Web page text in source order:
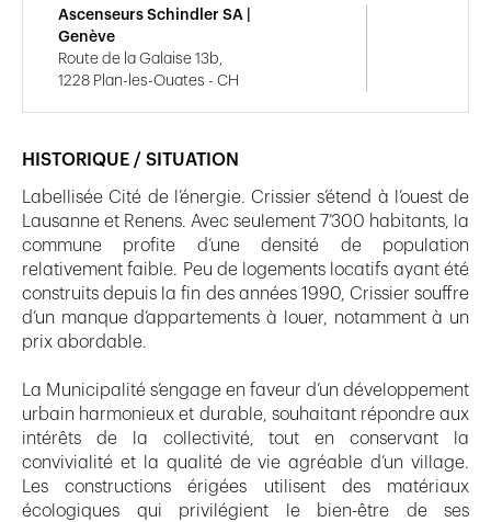
HISTORIQUE / SITUATION
Labellisée Cité de l’énergie. Crissier s’étend à l’ouest de
Lausanne et Renens. Avec seulement 7’300 habitants, la
commune profite d’une densité de population
relativement faible. Peu de logements locatifs ayant été
construits depuis la fin des années 1990, Crissier souffre
d’un manque d’appartements à louer, notamment à un
prix abordable.
La Municipalité s’engage en faveur d’un développement
urbain harmonieux et durable, souhaitant répondre aux
intérêts de la collectivité, tout en conservant la
convivialité et la qualité de vie agréable d’un village.
Les constructions érigées utilisent des matériaux
écologiques qui privilégient le bien-être de ses
Ascenseurs Schindler SA |
Genève
Route de la Galaise 13b,
1228 Plan-les-Ouates - CH